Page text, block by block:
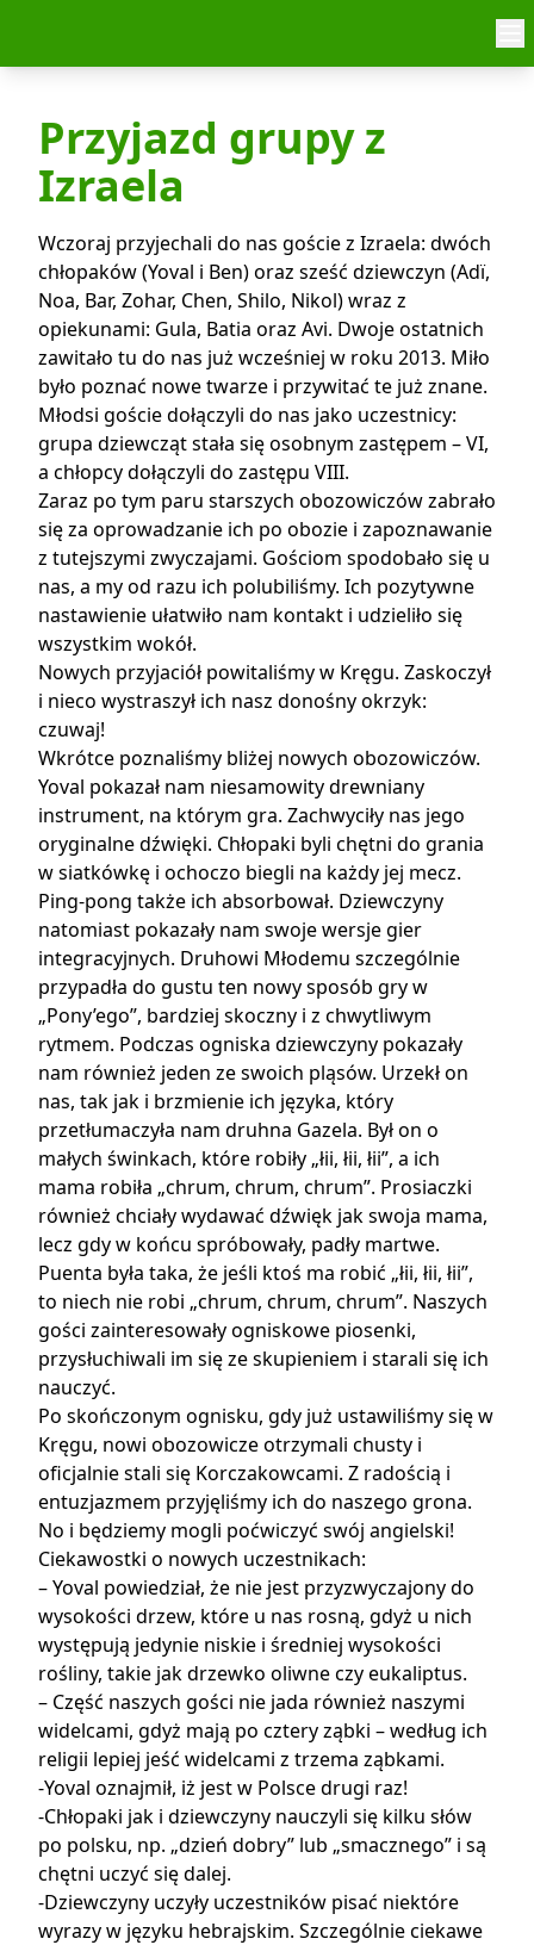
Przyjazd grupy z
Izraela
Wczoraj przyjechali do nas goście z Izraela: dwóch
chłopaków (Yoval i Ben) oraz sześć dziewczyn (Adï,
Noa, Bar, Zohar, Chen, Shilo, Nikol) wraz z
opiekunami: Gula, Batia oraz Avi. Dwoje ostatnich
zawitało tu do nas już wcześniej w roku 2013. Miło
było poznać nowe twarze i przywitać te już znane.
Młodsi goście dołączyli do nas jako uczestnicy:
grupa dziewcząt stała się osobnym zastępem – VI,
a chłopcy dołączyli do zastępu VIII.
Zaraz po tym paru starszych obozowiczów zabrało
się za oprowadzanie ich po obozie i zapoznawanie
z tutejszymi zwyczajami. Gościom spodobało się u
nas, a my od razu ich polubiliśmy. Ich pozytywne
nastawienie ułatwiło nam kontakt i udzieliło się
wszystkim wokół.
Nowych przyjaciół powitaliśmy w Kręgu. Zaskoczył
i nieco wystraszył ich nasz donośny okrzyk:
czuwaj!
Wkrótce poznaliśmy bliżej nowych obozowiczów.
Yoval pokazał nam niesamowity drewniany
instrument, na którym gra. Zachwyciły nas jego
oryginalne dźwięki. Chłopaki byli chętni do grania
w siatkówkę i ochoczo biegli na każdy jej mecz.
Ping-pong także ich absorbował. Dziewczyny
natomiast pokazały nam swoje wersje gier
integracyjnych. Druhowi Młodemu szczególnie
przypadła do gustu ten nowy sposób gry w
„Pony’ego”, bardziej skoczny i z chwytliwym
rytmem. Podczas ogniska dziewczyny pokazały
nam również jeden ze swoich pląsów. Urzekł on
nas, tak jak i brzmienie ich języka, który
przetłumaczyła nam druhna Gazela. Był on o
małych świnkach, które robiły „łii, łii, łii”, a ich
mama robiła „chrum, chrum, chrum”. Prosiaczki
również chciały wydawać dźwięk jak swoja mama,
lecz gdy w końcu spróbowały, padły martwe.
Puenta była taka, że jeśli ktoś ma robić „łii, łii, łii”,
to niech nie robi „chrum, chrum, chrum”. Naszych
gości zainteresowały ogniskowe piosenki,
przysłuchiwali im się ze skupieniem i starali się ich
nauczyć.
Po skończonym ognisku, gdy już ustawiliśmy się w
Kręgu, nowi obozowicze otrzymali chusty i
oficjalnie stali się Korczakowcami. Z radością i
entuzjazmem przyjęliśmy ich do naszego grona.
No i będziemy mogli poćwiczyć swój angielski!
Ciekawostki o nowych uczestnikach:
– Yoval powiedział, że nie jest przyzwyczajony do
wysokości drzew, które u nas rosną, gdyż u nich
występują jedynie niskie i średniej wysokości
rośliny, takie jak drzewko oliwne czy eukaliptus.
– Część naszych gości nie jada również naszymi
widelcami, gdyż mają po cztery ząbki – według ich
religii lepiej jeść widelcami z trzema ząbkami.
-Yoval oznajmił, iż jest w Polsce drugi raz!
-Chłopaki jak i dziewczyny nauczyli się kilku słów
po polsku, np. „dzień dobry” lub „smacznego” i są
chętni uczyć się dalej.
-Dziewczyny uczyły uczestników pisać niektóre
wyrazy w języku hebrajskim. Szczególnie ciekawe